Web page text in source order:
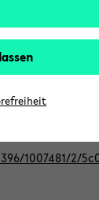
1007481/2/